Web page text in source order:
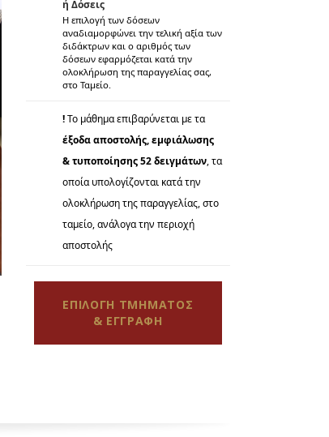
ή Δόσεις
Η επιλογή των δόσεων
αναδιαμορφώνει την τελική αξία των
διδάκτρων και o αριθμός των
δόσεων εφαρμόζεται κατά την
ολοκλήρωση της παραγγελίας σας,
στο Ταμείο.
!Το μάθημα επιβαρύνεται με τα
έξοδα αποστολής, εμφιάλωσης
& τυποποίησης 52 δειγμάτων, τα
οποία υπολογίζονται κατά την
ολοκλήρωση της παραγγελίας, στο
ταμείο, ανάλογα την περιοχή
αποστολής
ΕΠΙΛΟΓΗ ΤΜΗΜΑΤΟΣ
& ΕΓΓΡΑΦΗ